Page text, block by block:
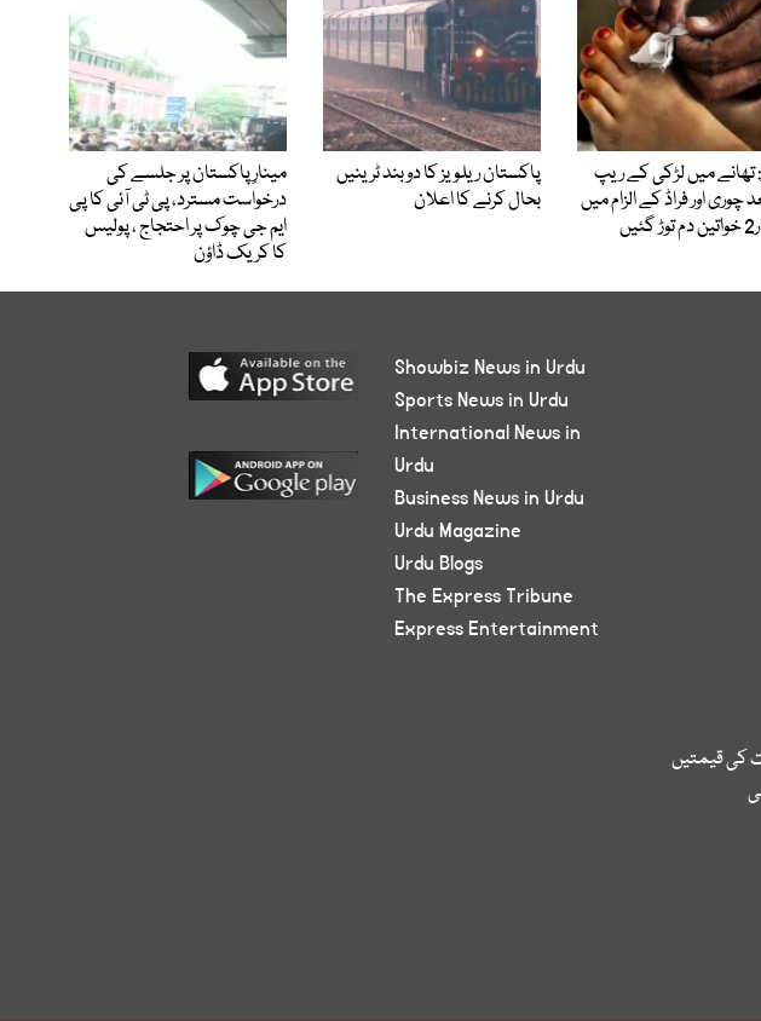
تھانے میں لڑکی کے ریپ
چوری اور فراڈ کے الزام میں
پاکستان ریلویز کا دو بند ٹرینیں
بحال کرنے کا اعلان
مینارِ پاکستان پر جلسے کی
درخواست مسترد، پی ٹی آئی کا پی
ایم جی چوک پر احتجاج ، پولیس
کا کریک ڈاؤن
کی قیمتیں
Showbiz News in Urdu
Sports News in Urdu
International News in
Urdu
Business News in Urdu
Urdu Magazine
Urdu Blogs
The Express Tribune
Express Entertainment